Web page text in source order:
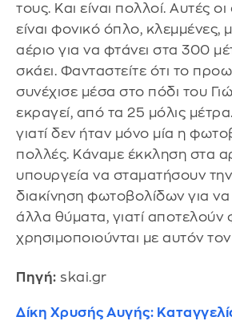
τους. Και είναι πολλοί. Αυτές
είναι φονικό όπλο, κλεμμένες,
αέριο για να φτάνει στα 300
σκάει. Φανταστείτε ότι το
συνέχισε μέσα στο πόδι του
εκραγεί, από τα 25 μόλις
γιατί δεν ήταν μόνο μία η
πολλές. Κάναμε έκκληση στα
υπουργεία να σταματήσουν
διακίνηση φωτοβολίδων για να
άλλα θύματα, γιατί αποτελούν
χρησιμοποιούνται με αυτόν
Πηγή: skai.gr
Δίκη Χρυσής Αυγής: